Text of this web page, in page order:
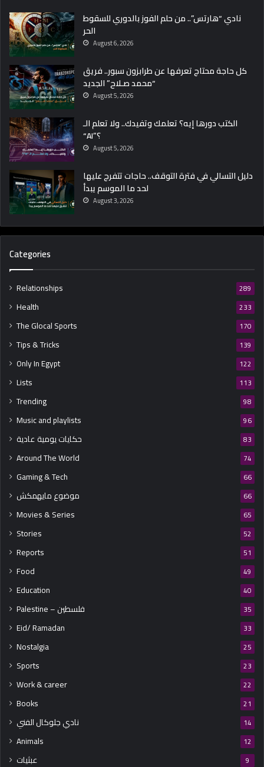
نادي “هارتس”.. من حلم الفوز بالدوري للسقوط
الحر
August 6, 2026
كل حاجة محتاج تعرفها عن طرابزون سبور.. فريق
“محمد صـلاح” الجديد
August 5, 2026
الكتب دورها إيه؟ تعلمك وتفيدك.. ولا تعلم الـ
“AI”؟
August 5, 2026
دليل التسالي في فترة التوقف.. حاجات تتفرج عليها
لحد ما الموسم يبدأ
August 3, 2026
Categories
Relationships 289
Health 233
The Glocal Sports 170
Tips & Tricks 139
Only In Egypt 122
Lists 113
Trending 98
Music and playlists 96
حكايات يومية عادية 83
Around The World 74
Gaming & Tech 66
موضوع مايهمكش 66
Movies & Series 65
Stories 52
Reports 51
Food 49
Education 40
Palestine – فلسطين 35
Eid/ Ramadan 33
Nostalgia 25
Sports 23
Work & career 22
Books 21
نادي جلوكال الفني 14
Animals 12
عبثيات 9